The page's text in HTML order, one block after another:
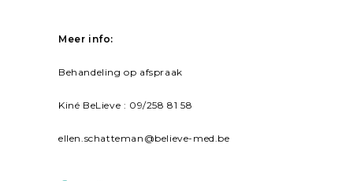
Meer info:
Behandeling op afspraak
Kiné BeLieve : 09/258 81 58
ellen.schatteman@believe-med.be